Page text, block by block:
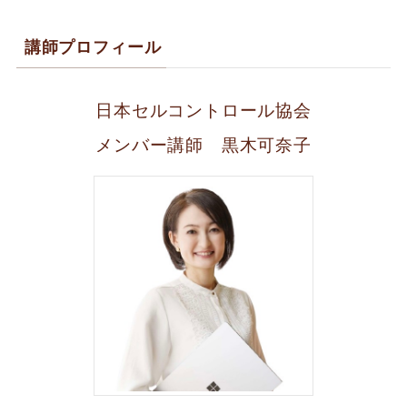
講師プロフィール
日本セルコントロール協会
メンバー講師 黒木可奈子